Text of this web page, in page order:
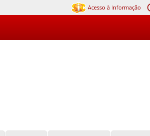
Acesso à Informação